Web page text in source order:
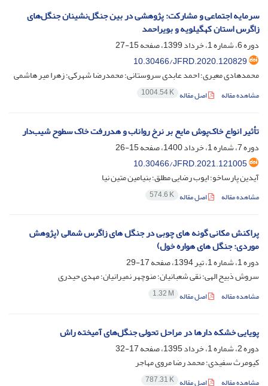
سرمایه اجتماعی و مشارکت: پژوهشی در بین جنگل‌نشینان جنگل‌های
زاگرس استان کهگیلویه و بویراحمد‌
دوره 6، شماره 1، خرداد 1399، صفحه
15-27
10.30466/JFRD.2020.120829
محمدهادی معیری؛ احمد عابدی سروستانی؛ محمدرضا شهرکی؛ زهرا میر هاشمی
مشاهده مقاله اصل مقاله 1004.54 K
تأثیر انواع خاک‌پوش مایع بر نرخ رواناب و هدررفت خاک سطوح شیب‌دار
دوره 7، شماره 1، خرداد 1400، صفحه
15-26
10.30466/JFRD.2021.121005
آیدین پارساخو؛ ایوب رضایی مطلق؛ بنیامین متین نیا
مشاهده مقاله اصل مقاله 574.6 K
پراکنش مکانی گونه های چوبی در جنگل های زاگرس شمالی (پژوهش
موردی: جنگل های هواره خول)
دوره 1، شماره 1، تیر 1394، صفحه
17-29
سروش ذبیح الهی؛ نقی شعبانیان؛ منوچهر نمیرانیان؛ مهدی حیدری
مشاهده مقاله اصل مقاله 1.32 M
پویایی خشکه دارها در مراحل تحولی جنگل‌های آمیخته راش
دوره 2، شماره 1، خرداد 1395، صفحه
17-32
کیومرث سفیدی؛ محمد رضا مروی مهاجر
مشاهده مقاله اصل مقاله 787.31 K